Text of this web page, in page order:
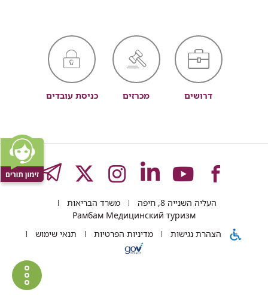
דרושים מכרזים כניסת עובדים
לעמוד
של
לעמוד
של
לעמוד
של
לעמוד
של
רמב"ם
לעמוד
של
רמב"ם
העליה השנייה 8, חיפה
משרד הבריאות
Рамбам Медицинский туризм
הצהרת נגישות
מדיניות הפרטיות תנאי שימוש